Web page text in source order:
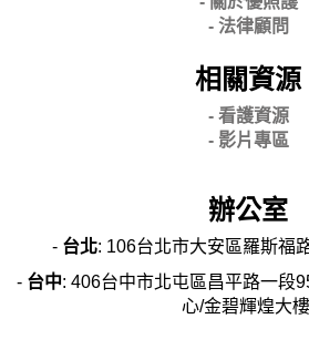
- 法律顧問
相關資源
- 看護資源
- 影片專區
辦公室
- 台北: 106台北市大安區羅斯福
- 台中: 406台中市北屯區昌平路一段
心/金碧輝煌大